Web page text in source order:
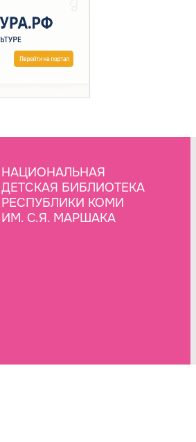
НАЦИОНАЛЬНАЯ
ДЕТСКАЯ БИБЛИОТЕКА
РЕСПУБЛИКИ КОМИ
ИМ. С.Я. МАРШАКА